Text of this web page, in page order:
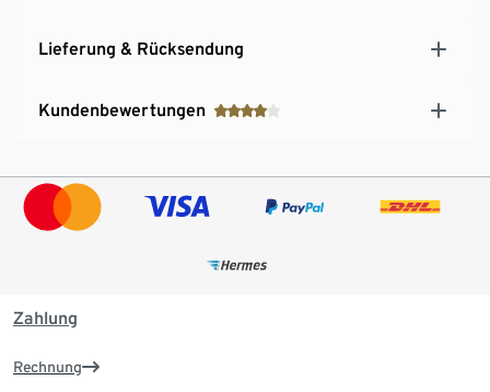
Lieferung & Rücksendung
Kundenbewertungen
Zahlung
Rechnung